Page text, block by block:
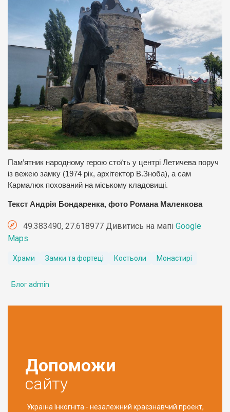
Пам’ятник народному герою стоїть у центрі Летичева поруч
із вежею замку (1974 рік, архітектор В.Зноба), а сам
Кармалюк похований на міському кладовищі.
Текст Андрія Бондаренка, фото Романа Маленкова
49.383490, 27.618977 Дивитись на мапі Google
Maps
Храми Замки та фортеці Костьоли Монастирі
Блог admin
Допоможи
сайту
Україна Інкогніта - незалежний краєзнавчий проект,